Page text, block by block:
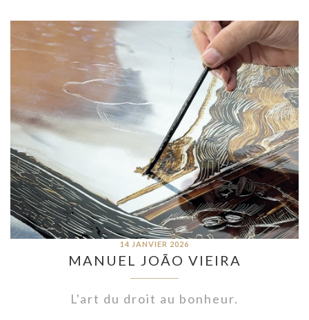
14 JANVIER 2026
MANUEL JOÃO VIEIRA
L'art du droit au bonheur.